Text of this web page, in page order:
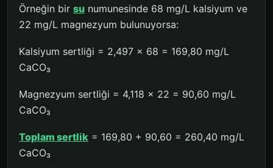
Örneğin bir su numunesinde 68 mg/L kalsiyum ve
22 mg/L magnezyum bulunuyorsa:
Kalsiyum sertliği = 2,497 × 68 = 169,80 mg/L
CaCO₃
Magnezyum sertliği = 4,118 × 22 = 90,60 mg/L
CaCO₃
Toplam sertlik = 169,80 + 90,60 = 260,40 mg/L
CaCO₃